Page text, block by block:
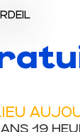
19